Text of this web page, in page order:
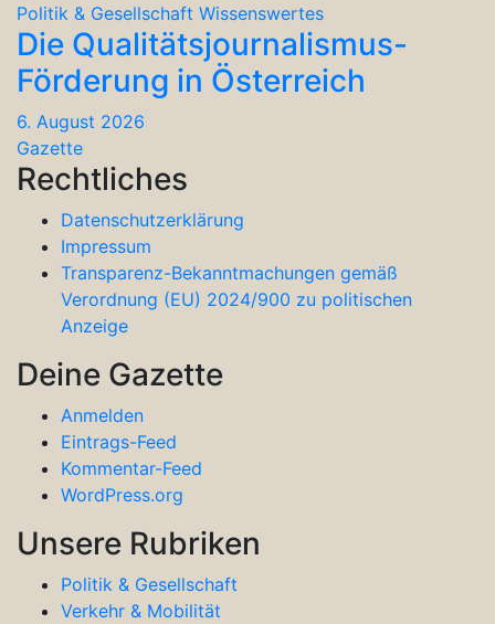
Politik & Gesellschaft Wissenswertes
Die Qualitätsjournalismus-
Förderung in Österreich
6. August 2026
Gazette
Rechtliches
Datenschutzerklärung
Impressum
Transparenz-Bekanntmachungen gemäß
Verordnung (EU) 2024/900 zu politischen
Anzeige
Deine Gazette
Anmelden
Eintrags-Feed
Kommentar-Feed
WordPress.org
Unsere Rubriken
Politik & Gesellschaft
Verkehr & Mobilität